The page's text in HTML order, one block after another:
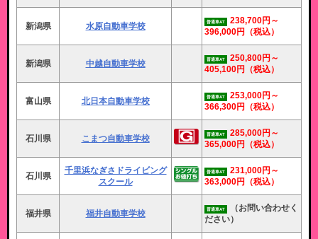
新潟県 水原自動車学校 普通車AT
238,700円～
396,000円
（税込）
新潟県 中越自動車学校 普通車AT
250,800円～
405,100円
（税込）
富山県 北日本自動車学校 普通車AT
253,000円～
366,300円
（税込）
石川県 こまつ自動車学校 普通車AT
285,000円～
365,000円
（税込）
石川県
千里浜なぎさドライビング
スクール
普通車AT
231,000円～
363,000円
（税込）
福井県 福井自動車学校 普通車AT
（お問い合わせく
ださい）